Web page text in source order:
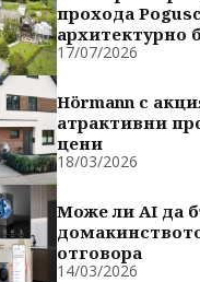
прохода
архитектурно
духовно сродни
17/07/2026
Hörmann с
атрактивни
цени
18/03/2026
Може ли AI да
отговора
14/03/2026